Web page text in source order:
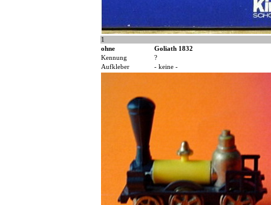
1
ohne
Goliath 1832
Kennung
?
Aufkleber
- keine -